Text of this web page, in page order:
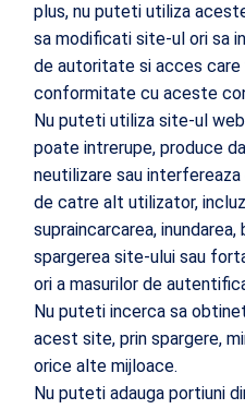
plus, nu puteti utiliza
sa modificati site-ul ori sa
de autoritate si acces
conformitate cu aceste
Nu puteti utiliza site-ul
poate intrerupe, produce
neutilizare sau
de catre alt utilizator,
supraincarcarea,
spargerea site-ului sau
ori a masurilor de
Nu puteti incerca sa
acest site, prin spargere,
orice alte mijloace.
Nu puteti adauga portiuni